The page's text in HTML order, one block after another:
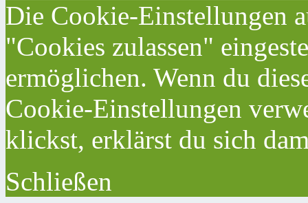
Die Cookie-Einstellungen
"Cookies zulassen"
ermöglichen. Wenn du
Cookie-Einstellungen
klickst, erklärst du sich
Schließen